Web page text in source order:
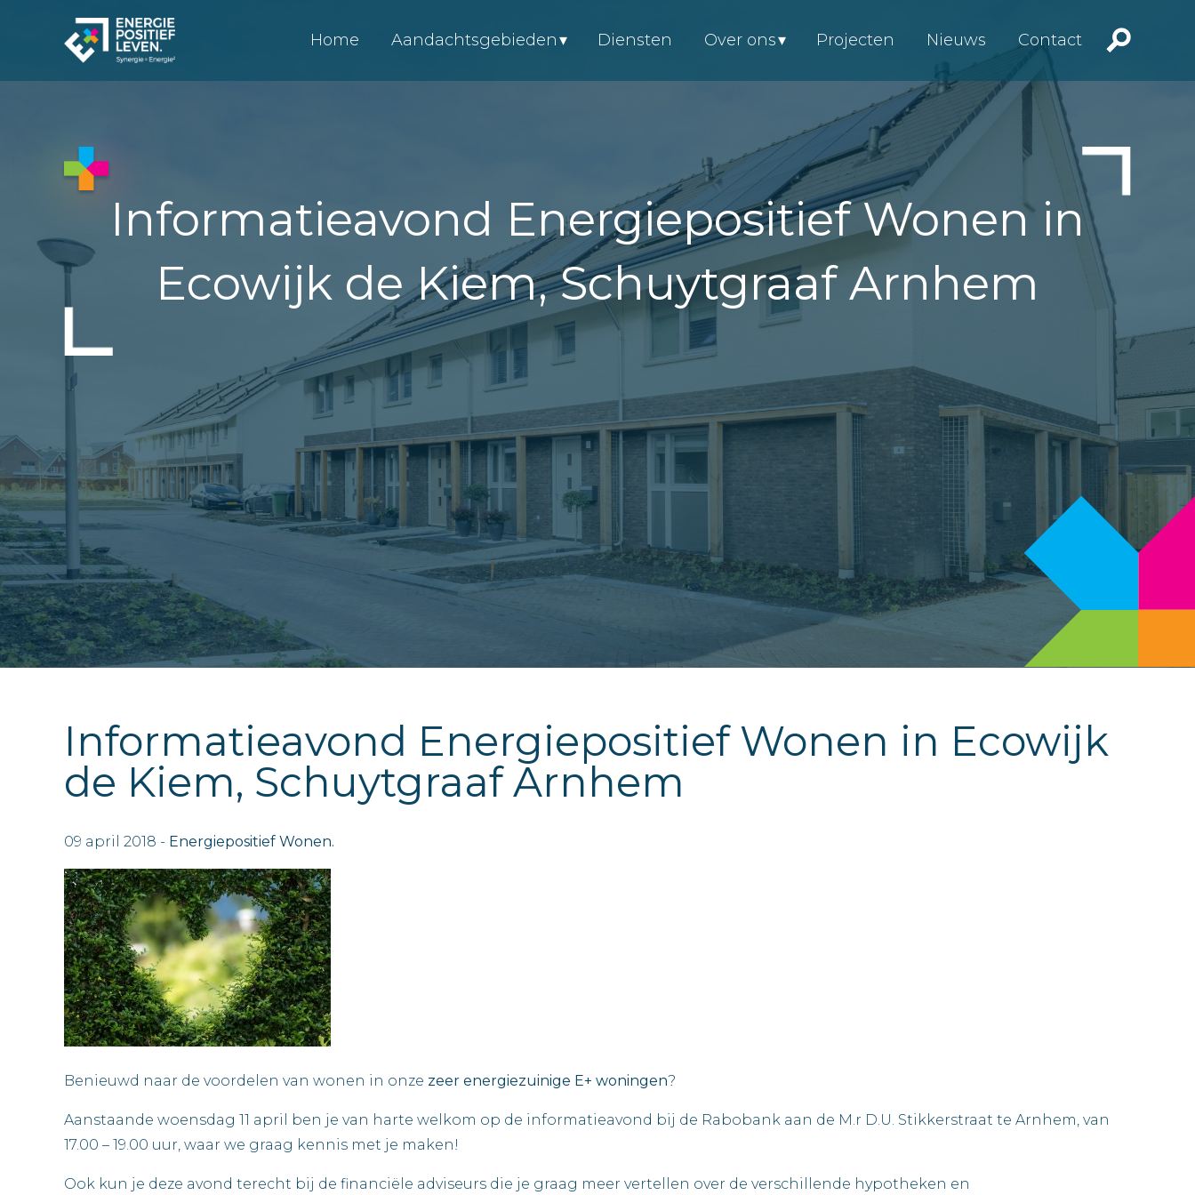
Home Aandachtsgebieden Diensten Over ons Projecten Nieuws Contact
Informatieavond Energiepositief Wonen in
Ecowijk de Kiem, Schuytgraaf Arnhem
Informatieavond Energiepositief Wonen in Ecowijk
de Kiem, Schuytgraaf Arnhem
09 april 2018 - Energiepositief Wonen.
Benieuwd naar de voordelen van wonen in onze zeer energiezuinige E+ woningen?
Aanstaande woensdag 11 april ben je van harte welkom op de informatieavond ‪bij de Rabobank aan de M.r D.U. Stikkerstraat te Arnhem, van
17.00 – 19.00 uur, waar we graag kennis met je maken!‬
‪Ook kun je deze avond terecht bij de financiële adviseurs die je graag meer vertellen over de verschillende hypotheken en